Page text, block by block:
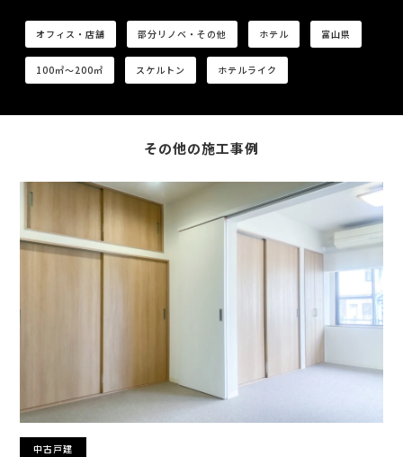
オフィス・店舗 部分リノベ・その他 ホテル 富山県
100㎡〜200㎡ スケルトン ホテルライク
その他の施工事例
中古戸建